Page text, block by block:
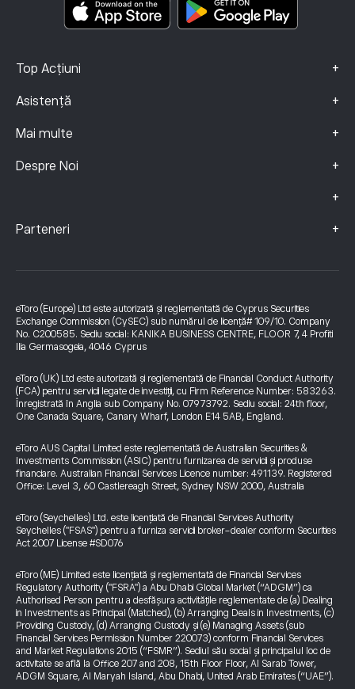
Top Acțiuni +
Asistență +
Mai multe +
Despre Noi +
+
Parteneri +
eToro (Europe) Ltd este autorizată și reglementată de Cyprus Securities
Exchange Commission (CySEC) sub numărul de licență# 109/10. Company
No. C200585. Sediu social: KANIKA BUSINESS CENTRE, FLOOR 7, 4 Profiti
Ilia Germasogeia, 4046 Cyprus
eToro (UK) Ltd este autorizată și reglementată de Financial Conduct Authority
(FCA) pentru servicii legate de investiții, cu Firm Reference Number: 583263.
Înregistrată în Anglia sub Company No. 07973792. Sediu social: 24th floor,
One Canada Square, Canary Wharf, London E14 5AB, England.
eToro AUS Capital Limited este reglementată de Australian Securities &
Investments Commission (ASIC) pentru furnizarea de servicii și produse
financiare. Australian Financial Services Licence number: 491139. Registered
Office: Level 3, 60 Castlereagh Street, Sydney NSW 2000, Australia
eToro (Seychelles) Ltd. este licențiată de Financial Services Authority
Seychelles ("FSAS") pentru a furniza servicii broker-dealer conform Securities
Act 2007 License #SD076
eToro (ME) Limited este licențiată și reglementată de Financial Services
Regulatory Authority ("FSRA") a Abu Dhabi Global Market (“ADGM”) ca
Authorised Person pentru a desfășura activitățile reglementate de (a) Dealing
in Investments as Principal (Matched), (b) Arranging Deals in Investments, (c)
Providing Custody, (d) Arranging Custody și (e) Managing Assets (sub
Financial Services Permission Number 220073) conform Financial Services
and Market Regulations 2015 (“FSMR”). Sediul său social și principalul loc de
activitate se află la Office 207 and 208, 15th Floor Floor, Al Sarab Tower,
ADGM Square, Al Maryah Island, Abu Dhabi, United Arab Emirates (“UAE”).